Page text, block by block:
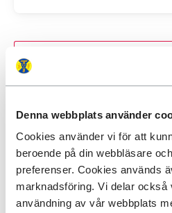
Denna webbplats använder
Cookies använder vi för att
beroende på din webbläsare
preferenser. Cookies används
marknadsföring. Vi delar
användning av vår webbplats
Att göra i
Från2 205 kr